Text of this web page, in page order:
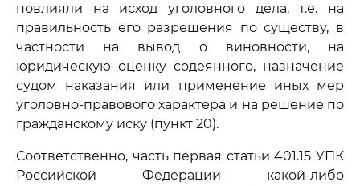
повлияли на исход уголовного дела, т.е. на
правильность его разрешения по существу, в
частности на вывод о виновности, на
юридическую оценку содеянного, назначение
судом наказания или применение иных мер
уголовно-правового характера и на решение по
гражданскому иску (пункт 20).
Соответственно, часть первая статьи 401.15 УПК
Российской Федерации какой-либо